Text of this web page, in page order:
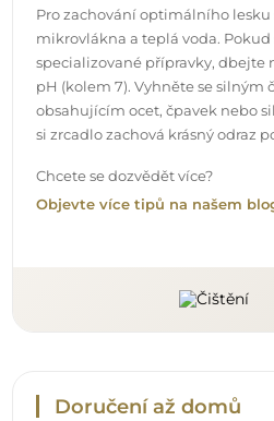
Pro zachování optimálního lesku
mikrovlákna a teplá voda.
specializované přípravky, dbejte
pH (kolem 7). Vyhněte se
obsahujícím ocet, čpavek nebo
si zrcadlo zachová krásný odraz
Chcete se dozvědět více?
Objevte více tipů na našem
Doručení až domů